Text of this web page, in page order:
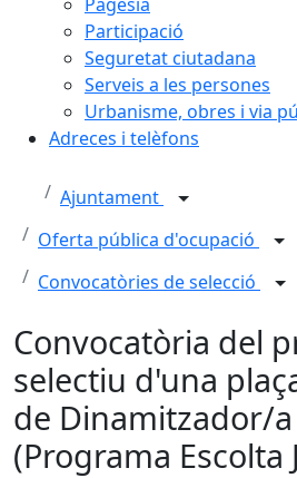
Participació
Seguretat ciutadana
Serveis a les persones
Urbanisme, obres i via
Adreces i telèfons
Ajuntament
Oferta pública d'ocupació
Convocatòries de selecció
Convocatòria del
selectiu d'una
de Dinamitzador/a
(Programa Escolta